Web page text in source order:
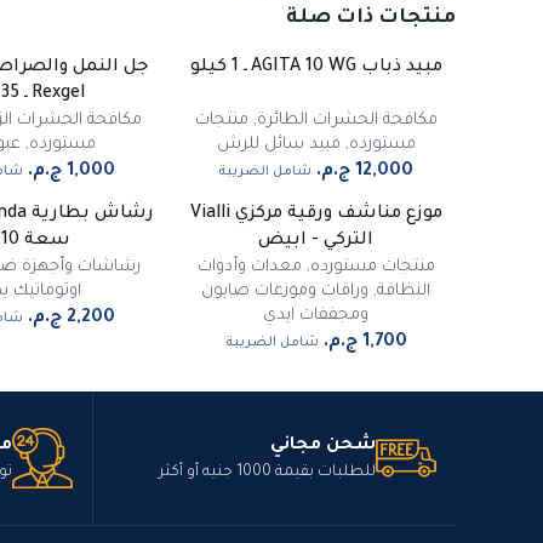
منتجات ذات صلة
مبيد ذباب AGITA 10 WG ـ 1 كيلو
مكافحة الحشرات الطائرة, منتجات
مستورده, مبيد سائل للرش
شامل الضريبة
جل النمل
Rexgel ـ 35 جرام
مكافحة الحشرات
مستورده,
موزع مناشف ورقية مركزي Vialli
التركي - ابيض
منتجات مستورده, معدات وأدوات
النظافة, وراقات وموزعات صابون
ومجففات ايدي
شامل الضريبة
سعة 10 لتر
رشاشات وأجهزة
اوتوماتيك
شحن مجاني
للطلبات بقيمة 1000 جنيه أو أكثر